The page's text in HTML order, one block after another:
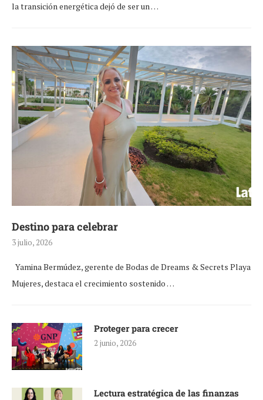
la transición energética dejó de ser un …
Destino para celebrar
3 julio, 2026
Yamina Bermúdez, gerente de Bodas de Dreams & Secrets Playa
Mujeres, destaca el crecimiento sostenido …
Proteger para crecer
2 junio, 2026
Lectura estratégica de las finanzas